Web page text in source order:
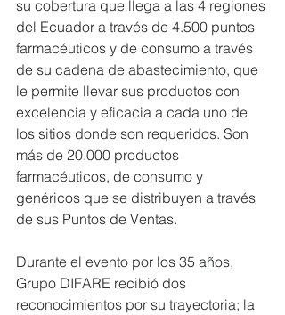
su cobertura que llega a las 4 regiones
del Ecuador a través de 4.500 puntos
farmacéuticos y de consumo a través
de su cadena de abastecimiento, que
le permite llevar sus productos con
excelencia y eficacia a cada uno de
los sitios donde son requeridos. Son
más de 20.000 productos
farmacéuticos, de consumo y
genéricos que se distribuyen a través
de sus Puntos de Ventas.
Durante el evento por los 35 años,
Grupo DIFARE recibió dos
reconocimientos por su trayectoria; la